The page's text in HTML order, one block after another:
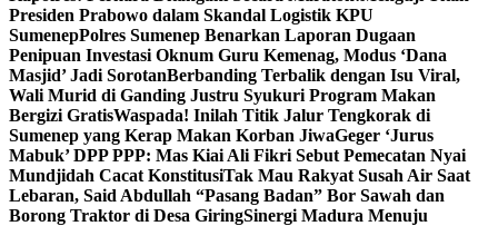
Presiden Prabowo dalam Skandal Logistik KPU
SumenepPolres Sumenep Benarkan Laporan Dugaan
Penipuan Investasi Oknum Guru Kemenag, Modus ‘Dana
Masjid’ Jadi SorotanBerbanding Terbalik dengan Isu Viral,
Wali Murid di Ganding Justru Syukuri Program Makan
Bergizi GratisWaspada! Inilah Titik Jalur Tengkorak di
Sumenep yang Kerap Makan Korban JiwaGeger ‘Jurus
Mabuk’ DPP PPP: Mas Kiai Ali Fikri Sebut Pemecatan Nyai
Mundjidah Cacat KonstitusiTak Mau Rakyat Susah Air Saat
Lebaran, Said Abdullah “Pasang Badan” Bor Sawah dan
Borong Traktor di Desa GiringSinergi Madura Menuju